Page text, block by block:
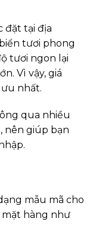
đặt tại địa
tươi phong
tươi ngon lại
Vì vậy, giá
nhất.
qua nhiều
nên giúp bạn
mẫu mã cho
mặt hàng như